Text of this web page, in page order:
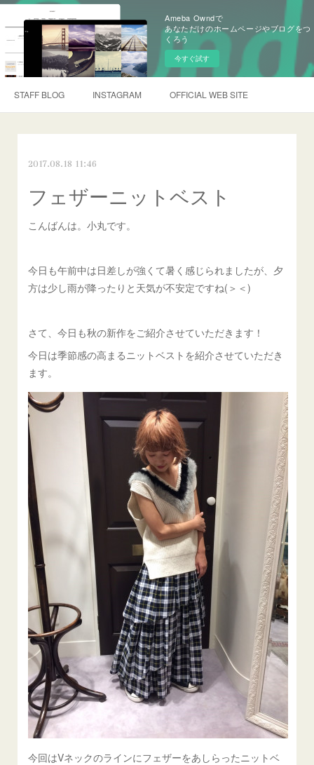
Ameba Owndで
あなただけのホームページやブログをつ
くろう
今すぐ試す
STAFF BLOG INSTAGRAM OFFICIAL WEB SITE
2017.08.18 11:46
フェザーニットベスト
こんばんは。小丸です。
今日も午前中は日差しが強くて暑く感じられましたが、夕
方は少し雨が降ったりと天気が不安定ですね(＞＜)
さて、今日も秋の新作をご紹介させていただきます！
今日は季節感の高まるニットベストを紹介させていただき
ます。
今回はVネックのラインにフェザーをあしらったニットベ